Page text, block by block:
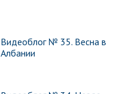
Видеоблог № 35. Весна в
Албании